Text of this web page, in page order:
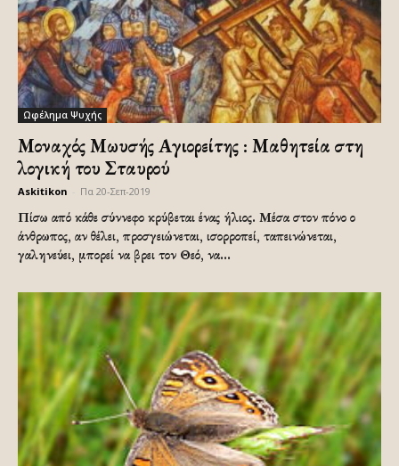
Ωφέλημα Ψυχής
Μοναχός Μωυσής Αγιορείτης : Μαθητεία στη
λογική του Σταυρού
Askitikon Πα 20-Σεπ-2019
Πίσω από κάθε σύννεφο κρύβεται ένας ήλιος. Μέσα στον πόνο ο
άνθρωπος, αν θέλει, προσγειώνεται, ισορροπεί, ταπεινώνεται,
γαληνεύει, μπορεί να βρει τον Θεό, να...